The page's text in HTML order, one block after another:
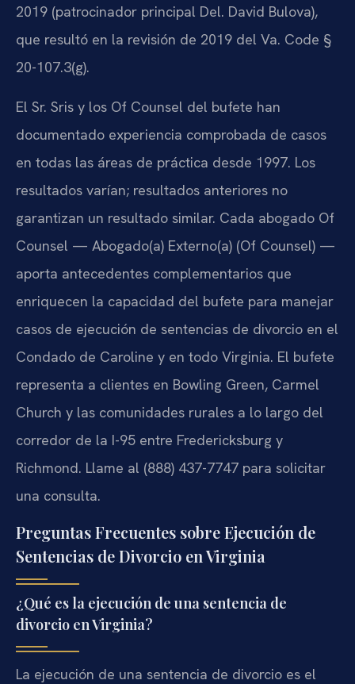
2019 (patrocinador principal Del. David Bulova),
que resultó en la revisión de 2019 del Va. Code §
20-107.3(g).
El Sr. Sris y los Of Counsel del bufete han
documentado experiencia comprobada de casos
en todas las áreas de práctica desde 1997. Los
resultados varían; resultados anteriores no
garantizan un resultado similar. Cada abogado Of
Counsel — Abogado(a) Externo(a) (Of Counsel) —
aporta antecedentes complementarios que
enriquecen la capacidad del bufete para manejar
casos de ejecución de sentencias de divorcio en el
Condado de Caroline y en todo Virginia. El bufete
representa a clientes en Bowling Green, Carmel
Church y las comunidades rurales a lo largo del
corredor de la I-95 entre Fredericksburg y
Richmond. Llame al (888) 437-7747 para solicitar
una consulta.
Preguntas Frecuentes sobre Ejecución de
Sentencias de Divorcio en Virginia
¿Qué es la ejecución de una sentencia de
divorcio en Virginia?
La ejecución de una sentencia de divorcio es el